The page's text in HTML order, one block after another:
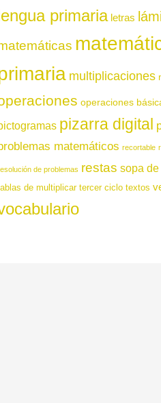
primaria letras
multiplicaciones
operaciones
pizarra digital
matemáticos recortable
de problemas restas sopa
de multiplicar tercer ciclo textos